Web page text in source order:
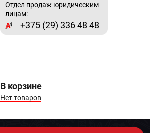
Отдел продаж юридическим
лицам:
+375 (29) 336 48 48
В корзине
Нет товаров